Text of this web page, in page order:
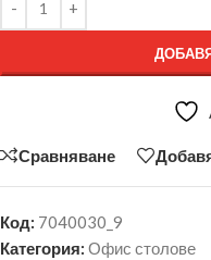
Сравняване
Код: 7040030_9
Категория: Офис столове